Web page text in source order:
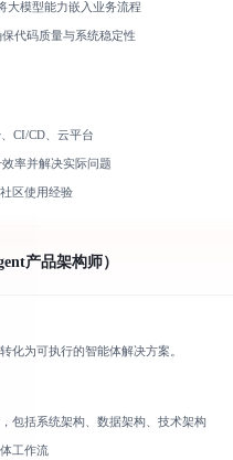
大模型能力嵌入业务流程
代码质量与系统稳定性
CI/CD、云平台
率并解决实际问题
区使用经验
产品架构师）
化为可执行的智能体解决方案。
包括系统架构、数据架构、技术架构
工作流